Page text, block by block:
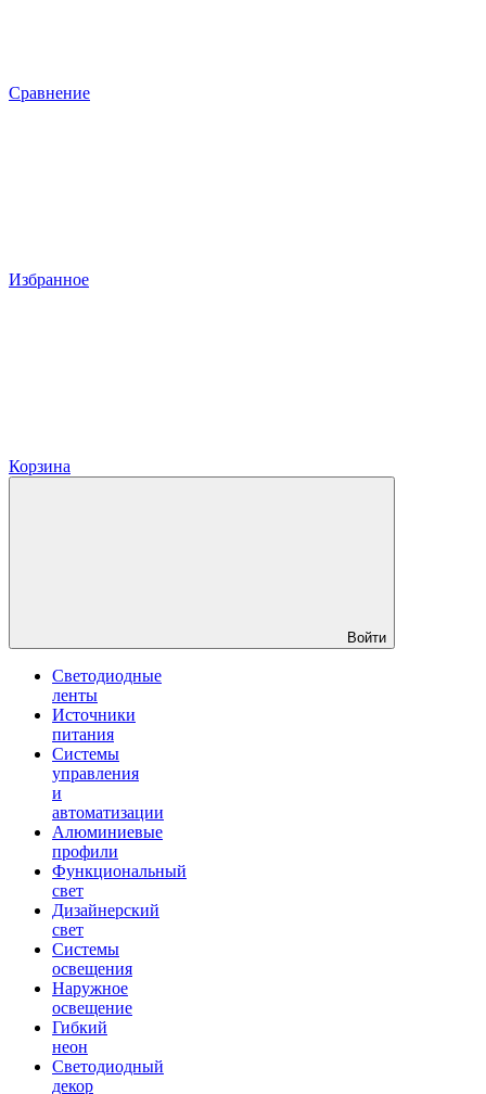
Сравнение
Избранное
Корзина
Войти
Светодиодные
ленты
Источники
питания
Системы
управления
и
автоматизации
Алюминиевые
профили
Функциональный
свет
Дизайнерский
свет
Системы
освещения
Наружное
освещение
Гибкий
неон
Светодиодный
декор